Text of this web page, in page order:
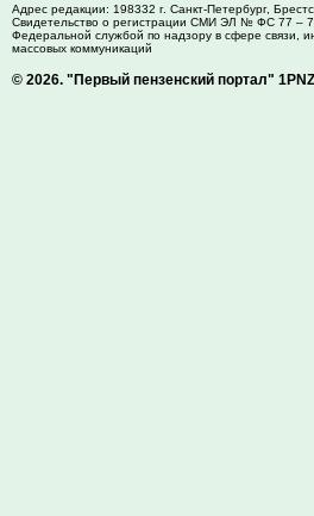
Адрес редакции: 198332 г. Санкт-Петербург,
Свидетельство о регистрации СМИ ЭЛ № ФС 77 –
Федеральной службой по надзору в сфере связи,
массовых коммуникаций
© 2026. "Первый пензенский портал"